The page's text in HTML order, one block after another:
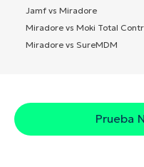
Jamf vs Miradore
Miradore vs Moki Total
Miradore vs SureMDM
Prueba